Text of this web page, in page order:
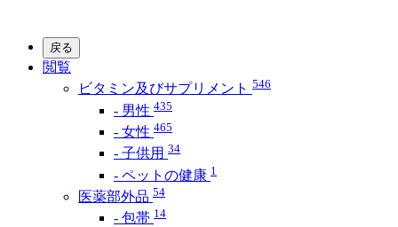
戻る
閲覧
ビタミン及びサプリメント 546
- 男性 435
- 女性 465
- 子供用 34
- ペットの健康 1
医薬部外品 54
- 包帯 14